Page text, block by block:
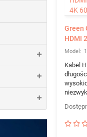
Green
HDMI
Kabel